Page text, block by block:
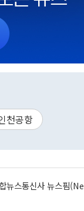
천공항
뉴스통신사 뉴스핌